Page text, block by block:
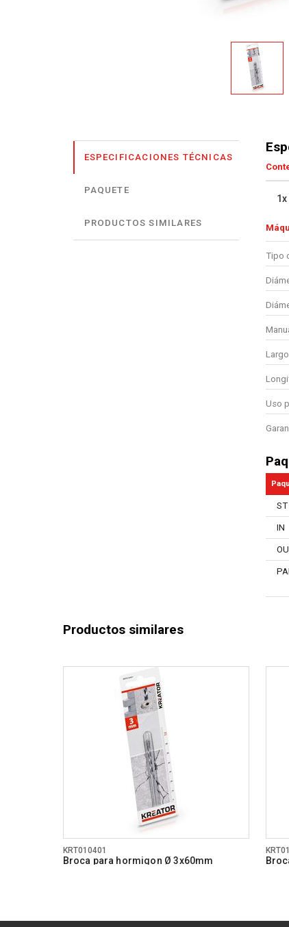
ESPECIFICACIONES TÉCNICAS
PAQUETE
PRODUCTOS SIMILARES
Tipo
Uso
ST
IN
PAL
Productos similares
KRT010401
Broca para hormigon Ø 3x60mm